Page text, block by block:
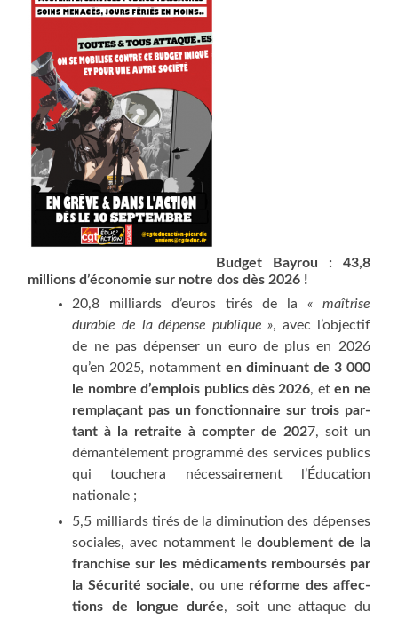
Bud­get Bay­rou : 43,8
mil­lions d’é­co­no­mie sur notre dos dès 2026 !
20,8 mil­liards d’euros tirés de la « maî­trise
durable de la dépense publique », avec l’ob­jec­tif
de ne pas dépen­ser un euro de plus en 2026
qu’en 2025, notam­menten dimi­nuant de 3 000
le nombre d’emplois publics dès 2026, eten ne
rem­pla­çant pas un fonc­tion­naire sur trois par­
tant à la retraite à comp­ter de 2027, soit un
déman­tè­le­ment pro­gram­mé des ser­vices publics
qui tou­che­ra néces­sai­re­ment l’Éducation
nationale ;
5,5 mil­liards tirés de la dimi­nu­tion des dépenses
sociales, avec notam­ment le dou­ble­ment de la
fran­chise sur les médi­ca­ments rem­bour­sés par
la Sécu­ri­té sociale, ou uneréforme des affec­
tions de longue durée, soit une attaque du